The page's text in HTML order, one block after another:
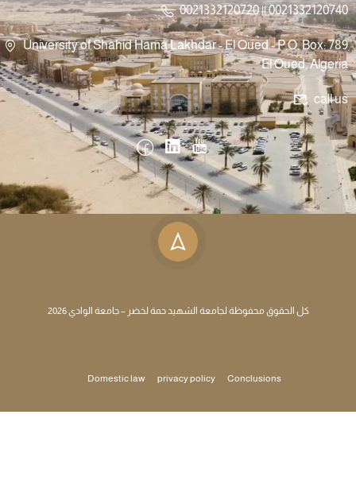
0021332120720 || 0021332120740
University of Shahid Hama Lakhdar - El Oued - P.O. Box: 789
El Oued, Algeria
call us
كل الحقوق محفوظة لجامعة الشهيد حمة لخضر – جامعة الوادي 2026
Domestic law privacy policy Conclusions